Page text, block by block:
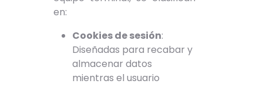
en:
Cookies de sesión:
Diseñadas para recabar y
almacenar datos
mientras el usuario